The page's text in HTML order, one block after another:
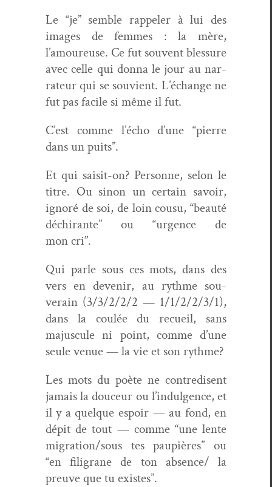
Le “je” sem­ble rap­pel­er à lui des
images de femmes : la mère,
l’amoureuse. Ce fut sou­vent blessure
avec celle qui don­na le jour au nar­
ra­teur qui se sou­vient. L’échange ne
fut pas facile si même il fut.
C’est comme l’é­cho d’une “pierre
dans un puits”.
Et qui saisit-on? Per­son­ne, selon le
titre. Ou sinon un cer­tain savoir,
ignoré de soi, de loin cousu, “beauté
déchi­rante” ou “urgence de
mon cri”.
Qui par­le sous ces mots, dans des
vers en devenir, au rythme sou­
verain (3/3/2/2/2 — 1/1/2/2/3/1),
dans la coulée du recueil, sans
majus­cule ni point, comme d’une
seule venue — la vie et son rythme?
Les mots du poète ne con­tre­dis­ent
jamais la douceur ou l’in­dul­gence, et
il y a quelque espoir — au fond, en
dépit de tout — comme “une lente
migration/sous tes paupières” ou
“en fil­igrane de ton absence/ la
preuve que tu existes”.